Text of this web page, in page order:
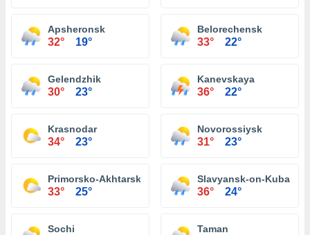
Apsheronsk
32° 19°
Belorechensk
33° 22°
Gelendzhik
30° 23°
Kanevskaya
36° 22°
Krasnodar
34° 23°
Novorossiysk
31° 23°
Primorsko-Akhtarsk
33° 25°
Slavyansk-on-Kuban
36° 24°
Sochi Taman